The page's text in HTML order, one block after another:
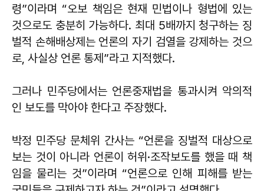
령”이라며 “오보 책임은 현재 민법이나 형법에 있는
것으로도 충분히 가능하다. 최대 5배까지 청구하는 징
벌적 손해배상제는 언론의 자기 검열을 강제하는 것으
로, 사실상 언론 통제”라고 지적했다.
그러나 민주당에서는 언론중재법을 통과시켜 악의적
인 보도를 막아야 한다고 주장했다.
박정 민주당 문체위 간사는 “언론을 징벌적 대상으로
보는 것이 아니라 언론이 허위·조작보도를 했을 때 책
임을 물리는 것”이라며 “언론으로 인해 피해를 받는